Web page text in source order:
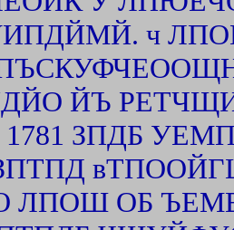
ч
ЙЪ
1781 ЗПДБ
ЛПОШ ОБ